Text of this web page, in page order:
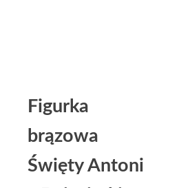
Figurka
brązowa
Święty Antoni